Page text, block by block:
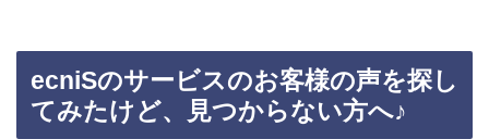
ecniSのサービスのお客様の声を探し
てみたけど、見つからない方へ♪